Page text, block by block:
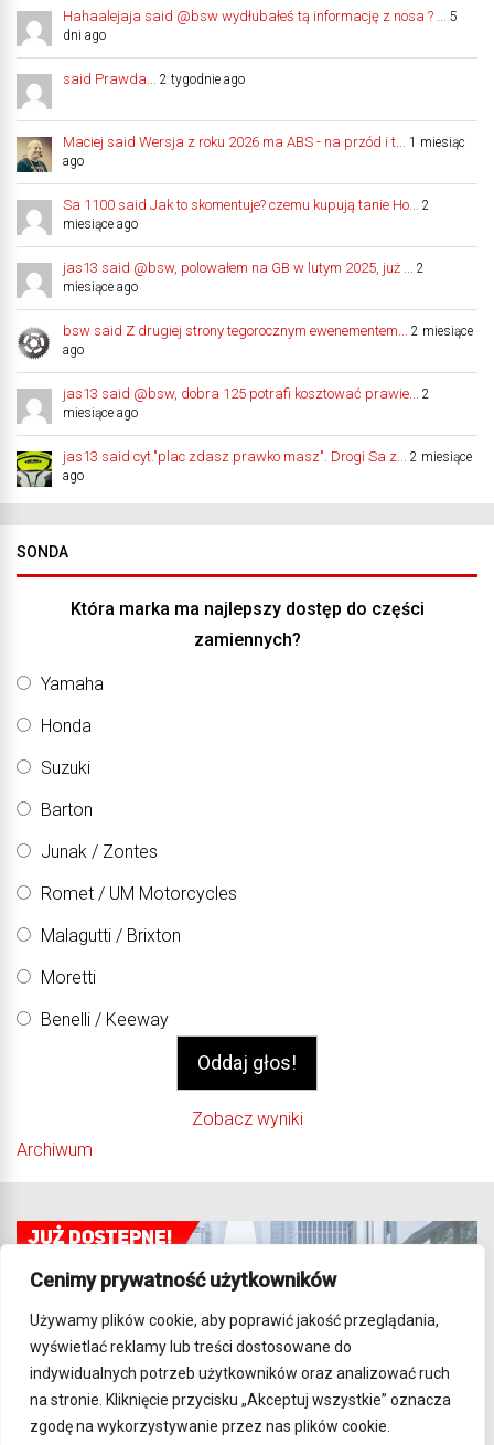
Cenimy prywatność użytkowników
Używamy plików cookie, aby poprawić jakość przeglądania,
wyświetlać reklamy lub treści dostosowane do
indywidualnych potrzeb użytkowników oraz analizować ruch
na stronie. Kliknięcie przycisku „Akceptuj wszystkie” oznacza
zgodę na wykorzystywanie przez nas plików cookie.
Hahaalejaja said @bsw wydłubałeś tą informację z nosa ? ...
5
dni ago
said Prawda... 2 tygodnie ago
Maciej said Wersja z roku 2026 ma ABS - na przód i t...
1 miesiąc
ago
Sa 1100 said Jak to skomentuje? czemu kupują tanie Ho...
2
miesiące ago
jas13 said @bsw, polowałem na GB w lutym 2025, już ...
2
miesiące ago
bsw said Z drugiej strony tegorocznym ewenementem...
2 miesiące
ago
jas13 said @bsw, dobra 125 potrafi kosztować prawie...
2
miesiące ago
jas13 said cyt."plac zdasz prawko masz". Drogi Sa z...
2 miesiące
ago
SONDA
Która marka ma najlepszy dostęp do części
zamiennych?
Yamaha
Honda
Suzuki
Barton
Junak / Zontes
Romet / UM Motorcycles
Malagutti / Brixton
Moretti
Benelli / Keeway
Zobacz wyniki
Archiwum